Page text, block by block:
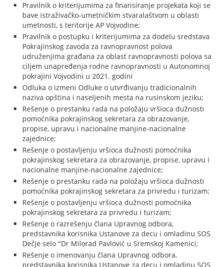
Pravilnik o kriterijumima za finansiranje projekata koji se
bave istraživačko-umetničkim stvaralaštvom u oblasti
umetnosti, s teritorije AP Vojvodine;
Pravilnik o postupku i kriterijumima za dodelu sredstava
Pokrajinskog zavoda za ravnopravnost polova
udruženjima građana za oblast ravnopravnosti polova sa
ciljem unapređenja rodne ravnopravnosti u Autonomnoj
pokrajini Vojvodini u 2021. godini
Odluka o izmeni Odluke o utvrđivanju tradicionalnih
naziva opština i naseljenih mesta na rusinskom jeziku;
Rešenje o prestanku rada na položaju vršioca dužnosti
pomoćnika pokrajinskog sekretara za obrazovanje,
propise, upravu i nacionalne manjine-nacionalne
zajednice;
Rešenje o postavljenju vršioca dužnosti pomoćnika
pokrajinskog sekretara za obrazovanje, propise, upravu i
nacionalne manjine-nacionalne zajednice;
Rešenje o prestanku rada na položaju vršioca dužnosti
pomoćnika pokrajinskog sekretara za privredu i turizam;
Rešenje o postavljenju vršioca dužnosti pomoćnika
pokrajinskog sekretara za privredu i turizam;
Rešenje o razrešenju člana Upravnog odbora,
predstavnika korisnika Ustanove za decu i omladinu SOS
Dečje selo "Dr Milorad Pavlović u Sremskoj Kamenici;
Rešenje o imenovanju člana Upravnog odbora,
predstavnika korisnika Ustanove za decu i omladinu SOS